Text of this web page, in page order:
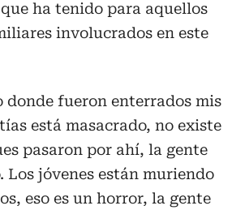
ha tenido para aquellos
involucrados en este
donde fueron enterrados mis
está masacrado, no existe
pasaron por ahí, la gente
Los jóvenes están muriendo
eso es un horror, la gente